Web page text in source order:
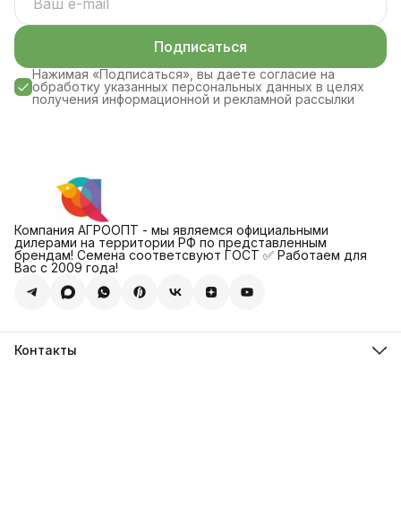
Подписаться
Нажимая «Подписаться», вы даете согласие на
обработку указанных персональных данных в целях
получения информационной и рекламной рассылки
Компания АГРООПТ - мы являемся официальными
дилерами на территории РФ по представленным
брендам! Семена соответсвуют ГОСТ ✅ Работаем для
Вас с 2009 года!
Контакты